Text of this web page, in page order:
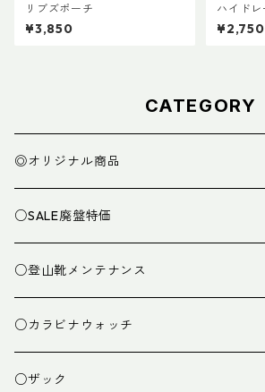
リブズポーチ
¥3,850
ハイド
ッチ+チ
メーカー
¥2,750
CATEGORY
◎オリジナル商品
○SALE廃盤特価
○登山靴メンテナンス
○カラビナウォッチ
○ザック